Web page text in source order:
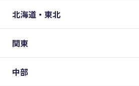
北海道・東北
関東
中部